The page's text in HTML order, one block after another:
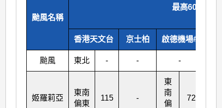
颱風名稱
最高60分鐘
香港天文台 京士柏 啟德機場#
颱風 東北 - - -
姬羅莉亞
東南
偏東
115 -
東
南
偏
72